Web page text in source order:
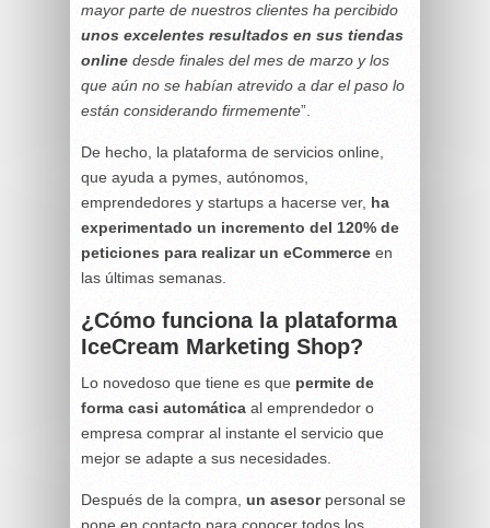
mayor parte de nuestros clientes ha percibido
unos excelentes resultados en sus tiendas
online desde finales del mes de marzo y los
que aún no se habían atrevido a dar el paso lo
están considerando firmemente”.
De hecho, la plataforma de servicios online,
que ayuda a pymes, autónomos,
emprendedores y startups a hacerse ver, ha
experimentado un incremento del 120% de
peticiones para realizar un eCommerce en
las últimas semanas.
¿Cómo funciona la plataforma
IceCream Marketing Shop?
Lo novedoso que tiene es que permite de
forma casi automática al emprendedor o
empresa comprar al instante el servicio que
mejor se adapte a sus necesidades.
Después de la compra, un asesor personal se